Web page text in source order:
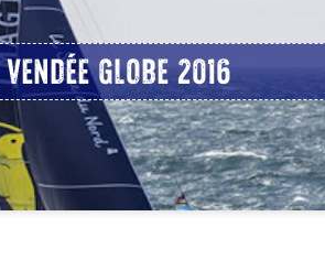
Globe 2016